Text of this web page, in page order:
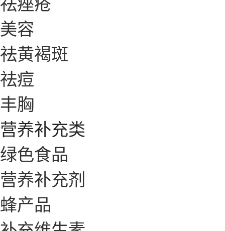
美容
祛黄褐斑
祛痘
丰胸
营养补充类
绿色食品
营养补充剂
蜂产品